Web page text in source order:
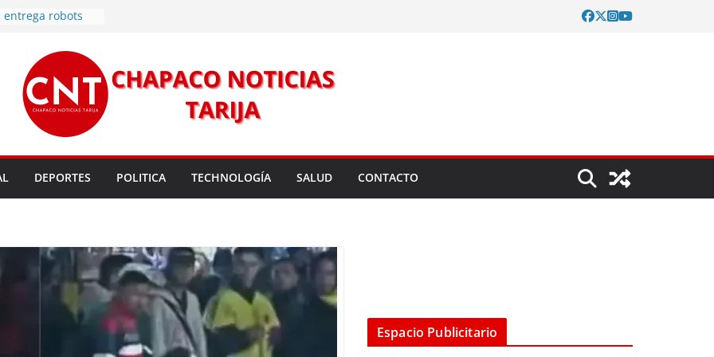
entrega robots
en Tarija
golpean Tarija;
en desastre
de energía
Mundial a vecinos
11,37 este
nuevoDEPORTES POLITICA TECHNOLOGÍA SALUD CONTACTO
Espacio Publicitario